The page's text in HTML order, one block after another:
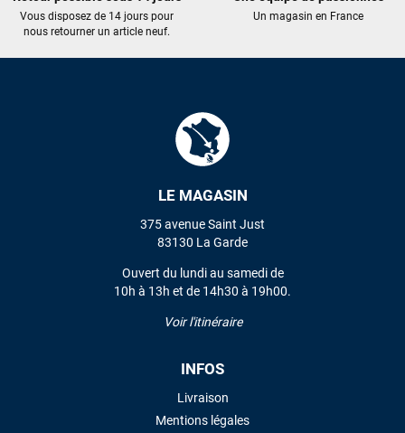
Vous disposez de 14 jours pour
nous retourner un article neuf.
Un magasin en France
LE MAGASIN
375 avenue Saint Just
83130 La Garde
Ouvert du lundi au samedi de
10h à 13h et de 14h30 à 19h00.
Voir l'itinéraire
INFOS
Livraison
Mentions légales
encore pour cette severne dyno !
J'ai acheté une voile d'occasion depuis Tahiti. Super service.
L'envoi a été rapide. La voile est arrivée en super état.